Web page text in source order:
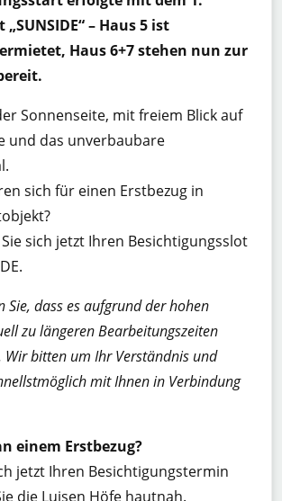
– Haus 5 ist
Haus 6+7 stehen nun zur
Sonnenseite, mit freiem Blick auf
und das unverbaubare
sich für einen Erstbezug in
sich jetzt Ihren Besichtigungsslot
Sie, dass es aufgrund der hohen
zu längeren Bearbeitungszeiten
bitten um Ihr Verständnis und
mit Ihnen in Verbindung
einem Erstbezug?
jetzt Ihren Besichtigungstermin
die Luisen Höfe hautnah.